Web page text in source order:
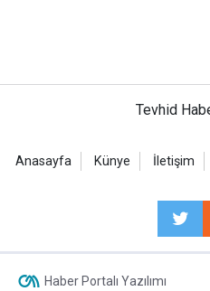
Tevhid
Anasayfa Künye İletişim
Haber Portalı Yazılımı